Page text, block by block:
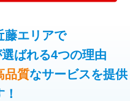
38,500円
27,500円
38,500円
16,500円
修
）
11,000円
修
）
22,000円
藤エリアで
ばれる4つの理由
品質なサービスを提供